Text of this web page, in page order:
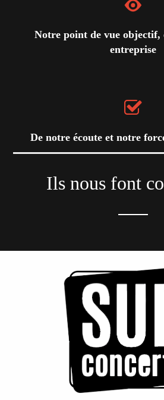
Notre point de vue objectif,
entreprise
De notre écoute et notre
Ils nous font